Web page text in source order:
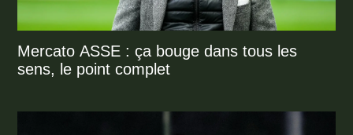
Mercato ASSE : ça bouge dans tous les
sens, le point complet